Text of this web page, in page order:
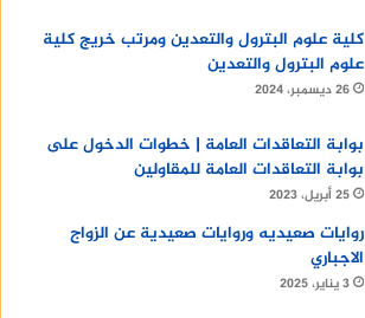
كلية علوم البترول والتعدين ومرتب خريج كلية
علوم البترول والتعدين
26 ديسمبر، 2024
بوابة التعاقدات العامة | خطوات الدخول على
بوابة التعاقدات العامة للمقاولين
25 أبريل، 2023
روايات صعيديه وروايات صعيدية عن الزواج
الاجباري
3 يناير، 2025